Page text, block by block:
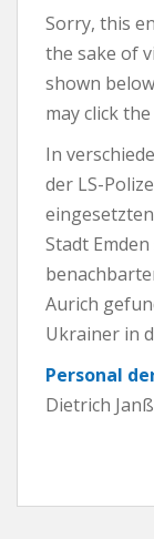
Sorry, this
the sake of
shown
may click
In
der LS-
Stadt
Aurich
Ukrainer in
Personal
Dietrich